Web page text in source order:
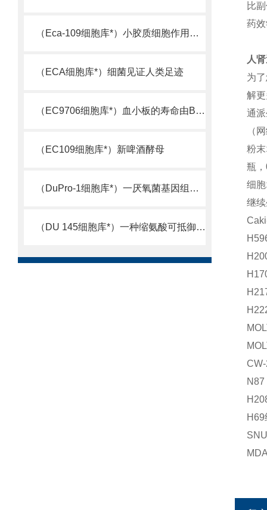
（Eca-109细胞库*）小胶质细胞作用机制被揭示
（ECA细胞库*）细菌见证人类足迹
（EC9706细胞库*）血小板的寿命由Bcl-xL决定
（EC109细胞库*）新啤酒酵母
（DuPro-1细胞库*）一厌氧菌基因组测序完成
（DU 145细胞库*）一种缩氨酸可抵御超级细菌
比
药
人
为
解
通
（
粉
瓶
细
继